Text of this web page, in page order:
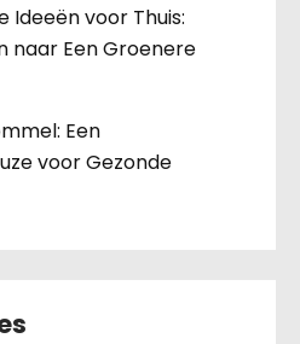
Ideeën voor Thuis:
naar Een Groenere
Een
voor Gezonde